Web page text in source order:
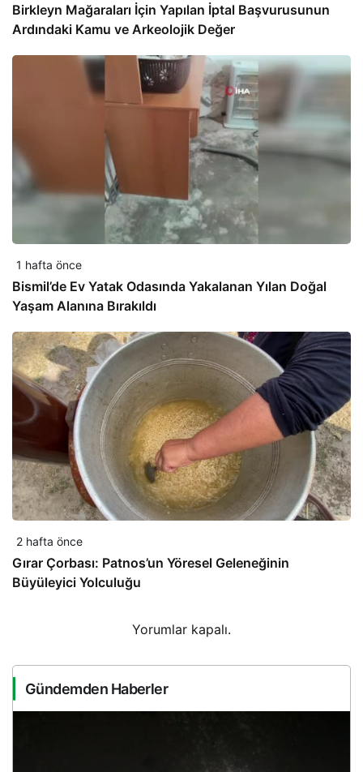
Birkleyn Mağaraları İçin Yapılan İptal Başvurusunun
Ardındaki Kamu ve Arkeolojik Değer
1 hafta önce
Bismil’de Ev Yatak Odasında Yakalanan Yılan Doğal
Yaşam Alanına Bırakıldı
2 hafta önce
Gırar Çorbası: Patnos’un Yöresel Geleneğinin
Büyüleyici Yolculuğu
Yorumlar kapalı.
Gündemden Haberler